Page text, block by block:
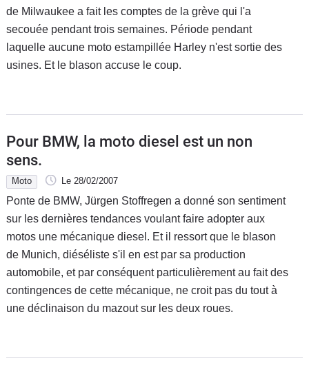
de Milwaukee a fait les comptes de la grève qui l'a
secouée pendant trois semaines. Période pendant
laquelle aucune moto estampillée Harley n'est sortie des
usines. Et le blason accuse le coup.
Pour BMW, la moto diesel est un non
sens.
Moto Le 28/02/2007
Ponte de BMW, Jürgen Stoffregen a donné son sentiment
sur les dernières tendances voulant faire adopter aux
motos une mécanique diesel. Et il ressort que le blason
de Munich, diéséliste s'il en est par sa production
automobile, et par conséquent particulièrement au fait des
contingences de cette mécanique, ne croit pas du tout à
une déclinaison du mazout sur les deux roues.